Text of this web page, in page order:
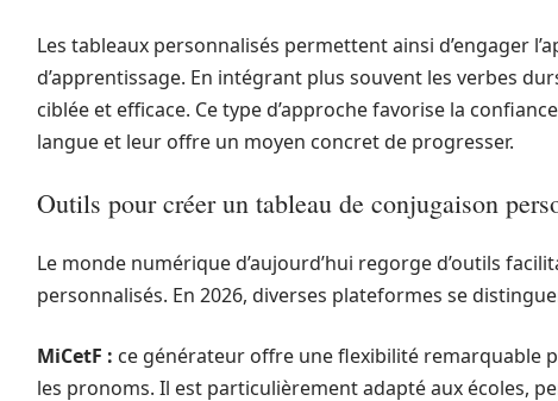
Les tableaux personnalisés permettent ainsi d’engager
d’apprentissage. En intégrant plus souvent les verbes
ciblée et efficace. Ce type d’approche favorise la
langue et leur offre un moyen concret de progresser.
Outils pour créer un tableau de conjugaison
Le monde numérique d’aujourd’hui regorge d’outils
personnalisés. En 2026, diverses plateformes se
MiCetF : ce générateur offre une flexibilité remarquable
les pronoms. Il est particulièrement adapté aux écoles,